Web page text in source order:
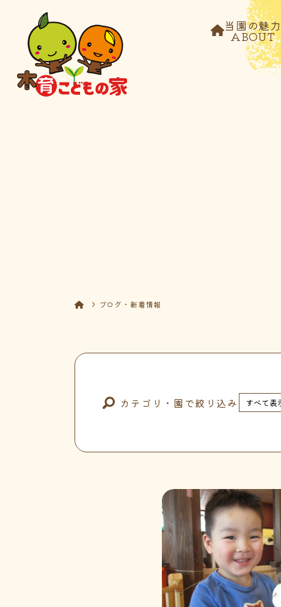
当園の魅力
ABOUT
ブログ・新着情報
カテゴリ・園で絞り込み